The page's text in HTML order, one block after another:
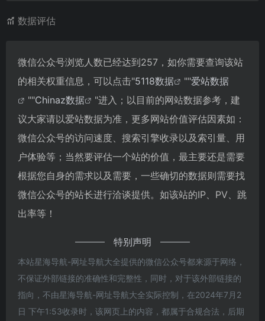
数据评估
微信公众号浏览人数已经达到257，如你需要查询该站
的相关权重信息，可以点击"5118数据 ""爱站数据
""Chinaz数据
"进入；以目前的网站数据参考，建
议大家请以爱站数据为准，更多网站价值评估因素如：
微信公众号的访问速度、搜索引擎收录以及索引量、用
户体验等；当然要评估一个站的价值，最主要还是需要
根据您自身的需求以及需要，一些确切的数据则需要找
微信公众号的站长进行洽谈提供。如该站的IP、PV、跳
出率等！
特别声明
本站星海导航-网址导航大全提供的微信公众号都来源于网络，
不保证外部链接的准确性和完整性，同时，对于该外部链接的
指向，不由星海导航-网址导航大全实际控制，在2024年7月2
日 下午1:53收录时，该网页上的内容，都属于合规合法，后期